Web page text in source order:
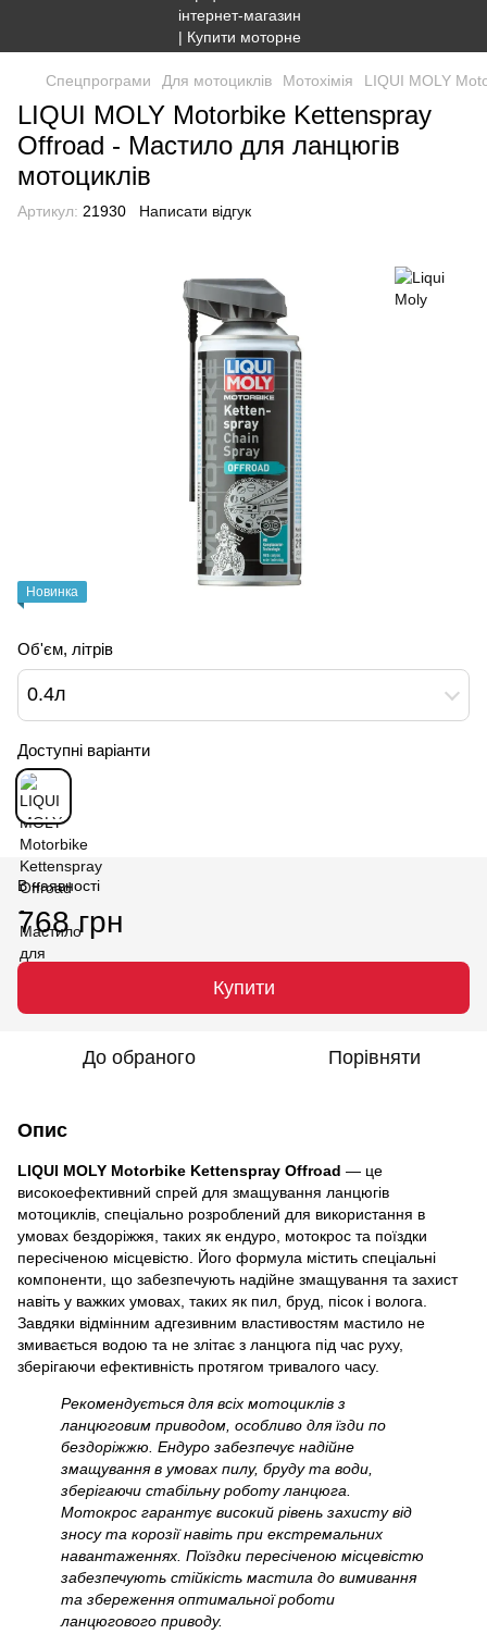
Спецпрограми Для мотоциклів Мотохімія LIQUI MOLY
LIQUI MOLY Motorbike Kettenspray
Offroad - Мастило для ланцюгів
мотоциклів
Артикул: 21930 Написати відгук
Новинка
Об'єм, літрів
0.4л
Доступні варіанти
В наявності
768 грн
Купити
До обраного Порівняти
Опис
LIQUI MOLY Motorbike Kettenspray Offroad — це
високоефективний спрей для змащування ланцюгів
мотоциклів, спеціально розроблений для використання в
умовах бездоріжжя, таких як ендуро, мотокрос та поїздки
пересіченою місцевістю. Його формула містить спеціальні
компоненти, що забезпечують надійне змащування та захист
навіть у важких умовах, таких як пил, бруд, пісок і волога.
Завдяки відмінним адгезивним властивостям мастило не
змивається водою та не злітає з ланцюга під час руху,
зберігаючи ефективність протягом тривалого часу.
Рекомендується для всіх мотоциклів з
ланцюговим приводом, особливо для їзди по
бездоріжжю. Ендуро забезпечує надійне
змащування в умовах пилу, бруду та води,
зберігаючи стабільну роботу ланцюга.
Мотокрос гарантує високий рівень захисту від
зносу та корозії навіть при екстремальних
навантаженнях. Поїздки пересіченою місцевістю
забезпечують стійкість мастила до вимивання
та збереження оптимальної роботи
ланцюгового приводу.